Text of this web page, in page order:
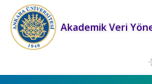
Akademik Veri